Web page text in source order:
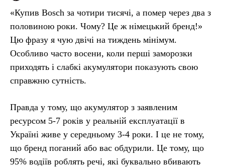
«Купив Bosch за чотири тисячі, а помер через два з
половиною роки. Чому? Це ж німецький бренд!»
Цю фразу я чую двічі на тиждень мінімум.
Особливо часто восени, коли перші заморозки
приходять і слабкі акумулятори показують свою
справжню сутність.
Правда у тому, що акумулятор з заявленим
ресурсом 5-7 років у реальній експлуатації в
Україні живе у середньому 3-4 роки. І це не тому,
що бренд поганий або вас обдурили. Це тому, що
95% водіїв роблять речі, які буквально вбивають